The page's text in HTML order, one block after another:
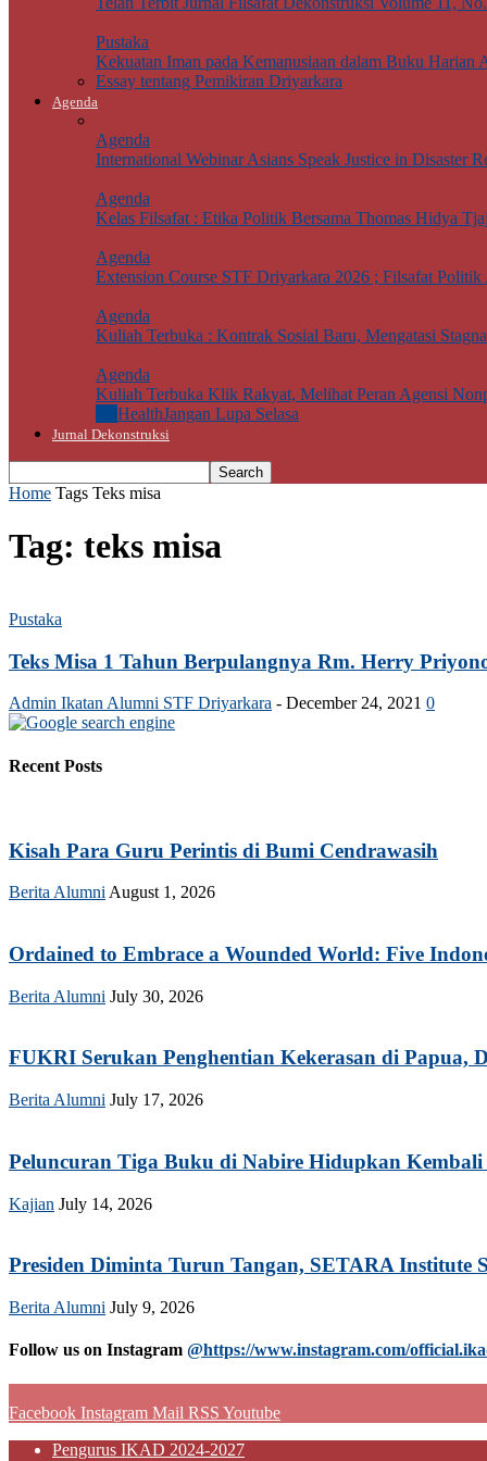
Pustaka
Kekuatan Iman pada Kemanusiaan dalam Buku Harian
Essay tentang Pemikiran Driyarkara
Agenda
Agenda
International Webinar Asians Speak Justice in Disaster
Agenda
Kelas Filsafat : Etika Politik Bersama Thomas Hidya
Agenda
Extension Course STF Driyarkara 2026 ; Filsafat
Agenda
Kuliah Terbuka : Kontrak Sosial Baru, Mengatasi
Agenda
Kuliah Terbuka Klik Rakyat, Melihat Peran Agensi
HealthJangan Lupa Selasa
Jurnal Dekonstruksi
Home Tags Teks misa
Tag: teks misa
Pustaka
Teks Misa 1 Tahun Berpulangnya Rm. Herry
Admin Ikatan Alumni STF Driyarkara - December 24, 2021 0
Recent Posts
Kisah Para Guru Perintis di Bumi Cendrawasih
Berita Alumni August 1, 2026
Ordained to Embrace a Wounded World: Five
Berita Alumni July 30, 2026
FUKRI Serukan Penghentian Kekerasan di Papua,
Berita Alumni July 17, 2026
Peluncuran Tiga Buku di Nabire Hidupkan
Kajian July 14, 2026
Presiden Diminta Turun Tangan, SETARA
Berita Alumni July 9, 2026
Follow us on Instagram @https://www.instagram.com/
Facebook Instagram Mail RSS Youtube
Pengurus IKAD 2024-2027